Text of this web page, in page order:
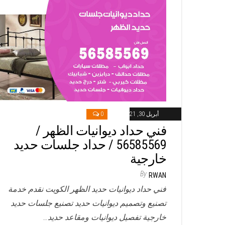
أبريل 30, 2021 0
فني حداد ديوانيات الظهر /
56585569 / حداد جلسات حديد
خارجية
By RWAN
فني حداد ديوانيات حديد الظهر الكويت نقدم خدمة
تصنيع وتصميم ديوانيات حديد تصنيع جلسات حديد
خارجية تفصيل ديوانيات ومقاعد حديد…